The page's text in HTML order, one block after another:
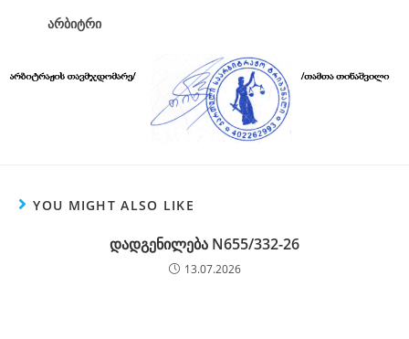
არბიტრი
YOU MIGHT ALSO LIKE
დადგენილება N655/332-26
13.07.2026